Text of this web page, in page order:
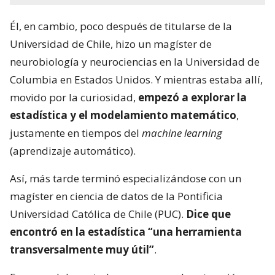
Él, en cambio, poco después de titularse de la
Universidad de Chile, hizo un magíster de
neurobiología y neurociencias en la Universidad de
Columbia en Estados Unidos. Y mientras estaba allí,
movido por la curiosidad, empezó a explorar la
estadística y el modelamiento matemático,
justamente en tiempos del machine learning
(aprendizaje automático).
Así, más tarde terminó especializándose con un
magíster en ciencia de datos de la Pontificia
Universidad Católica de Chile (PUC). Dice que
encontró en la estadística “una herramienta
transversalmente muy útil”.